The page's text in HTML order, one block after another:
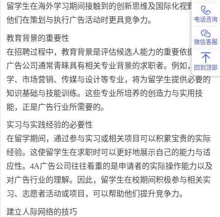
留学生在海外学习期间接触到的创新思维及国际化视野，使
他们在策划与执行广告活动时更具竞争力。
教育背景的重要性
在招聘过程中，教育背景是评估候选人能力的重要依据。4A
广告公司通常青睐具有相关专业背景的求职者。例如，广告
学、市场营销、传媒与设计等专业，将为留学生提供必要的
知识基础与技能训练。这些专业所培养的创造力与实用技
能，正是广告行业所需要的。
实习与实践经验的必要性
在留学期间，通过参与实习或相关项目可以积累宝贵的实际
经验。这使留学生在求职时可以更好地展示自己的能力与适
应性。4A广告公司往往看重的是申请者的实际操作能力以及
对广告行业的理解。因此，留学生在校期间积极参与相关实
习、志愿者活动或项目，可以帮助他们提升竞争力。
建立人际网络的技巧
电话咨询
微信客服
回到顶部